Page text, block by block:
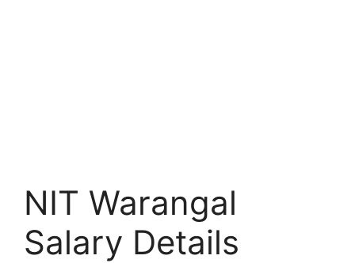
NIT Warangal
Salary Details